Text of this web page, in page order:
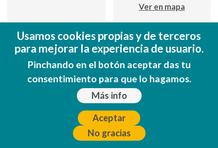
Ver en mapa
Coll de
Rates Cycling
Holidays
Rates Cycling
Holidays
Usamos cookies propias y de terceros
para mejorar la experiencia de usuario.
Pinchando en el botón aceptar das tu
consentimiento para que lo hagamos.
Más info
Aceptar
No gracias